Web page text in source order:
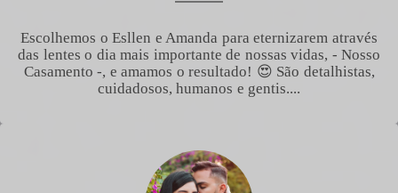
Escolhemos o Esllen e Amanda para eternizarem através
das lentes o dia mais importante de nossas vidas, - Nosso
Casamento -, e amamos o resultado! 😍 São detalhistas,
cuidadosos, humanos e gentis....